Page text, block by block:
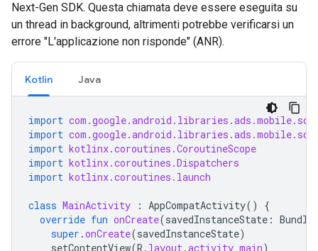
Next-Gen SDK. Questa chiamata deve essere eseguita su
un thread in background, altrimenti potrebbe verificarsi un
errore "L'applicazione non risponde" (ANR).
Kotlin Java
import
import
import kotlinx.coroutines.CoroutineScope
import kotlinx.coroutines.Dispatchers
import kotlinx.coroutines.launch
class MainActivity : AppCompatActivity()
{
override fun onCreate(savedInstanceState :
super .onCreate(savedInstanceState)
setContentView(R . layout.activity_main)